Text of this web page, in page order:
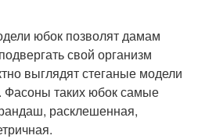
юбок позволят дамам
свой организм
выглядят стеганые модели
Фасоны таких юбок самые
расклешенная,